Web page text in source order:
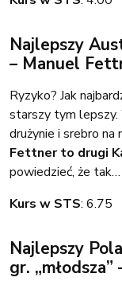
Najlepszy
– Manuel
Ryzyko? Jak
starszy tym
drużynie i srebro na
Fettner to drugi
powiedzieć, że tak…
Kurs w STS: 6.75
Najlepszy
gr.